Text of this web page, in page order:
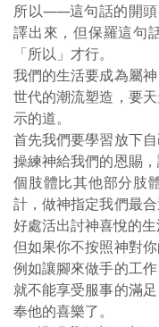
所以——這句話的開
譯出來，但保羅這句
「所以」才行。
我們的生活要成為屬
世代的潮流塑造，要
示的道。
首先我們要學習放下
操練神給我們的恩賜
個肢體比其他部分肢
計，做神指定我們最
好處活出討神喜悅的生
但如果你不按照神對
例如讓腳來做手的工
就不能享受服事的滿
奉他的喜樂了。